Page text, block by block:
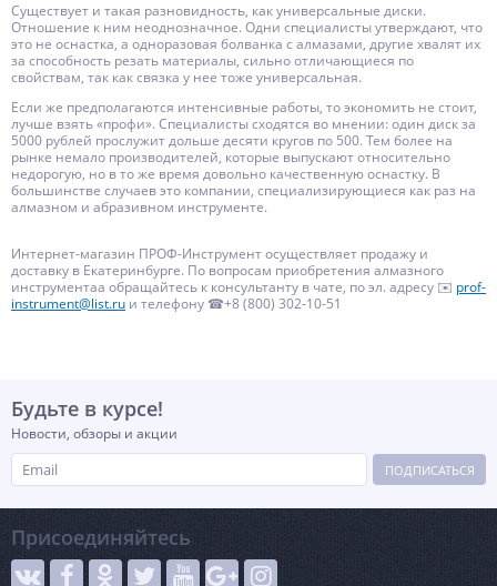
Существует и такая разновидность, как универсальные диски.
Отношение к ним неоднозначное. Одни специалисты утверждают, что
это не оснастка, а одноразовая болванка с алмазами, другие хвалят их
за способность резать материалы, сильно отличающиеся по
свойствам, так как связка у нее тоже универсальная.
Если же предполагаются интенсивные работы, то экономить не стоит,
лучше взять «профи». Специалисты сходятся во мнении: один диск за
5000 рублей прослужит дольше десяти кругов по 500. Тем более на
рынке немало производителей, которые выпускают относительно
недорогую, но в то же время довольно качественную оснастку. В
большинстве случаев это компании, специализирующиеся как раз на
алмазном и абразивном инструменте.
Интернет-магазин ПРОФ-Инструмент осуществляет продажу и
доставку в Екатеринбурге. По вопросам приобретения алмазного
инструментаа обращайтесь к консультанту в чате, по эл. адресу ✉️ prof-
instrument@list.ru и телефону ☎+8 (800) 302-10-51
Будьте в курсе!
Новости, обзоры и акции
ПОДПИСАТЬСЯ
Присоединяйтесь